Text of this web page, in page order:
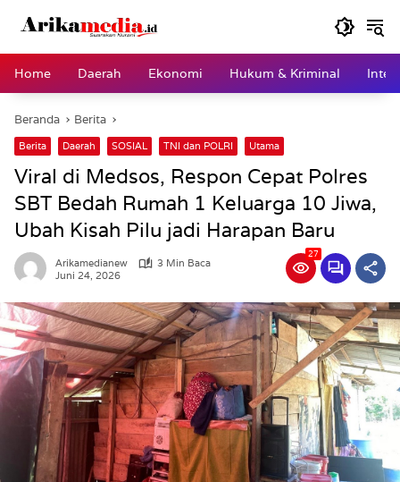
Home
Daerah Ekonomi Hukum & Kriminal
Beranda Berita
Berita Daerah SOSIAL TNI dan POLRI Utama
Viral di Medsos, Respon Cepat Polres
SBT Bedah Rumah 1 Keluarga 10 Jiwa,
Ubah Kisah Pilu jadi Harapan Baru
Arikamedianew
3 Min Baca
Juni 24, 2026
27